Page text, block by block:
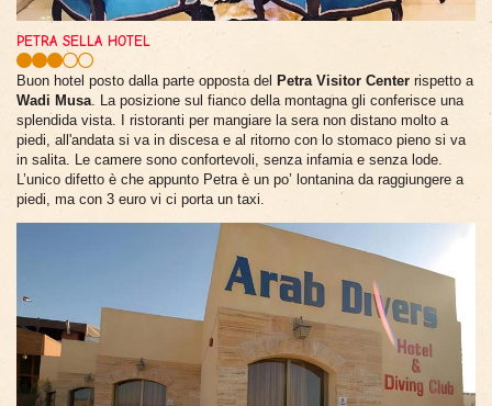
PETRA SELLA HOTEL
Buon hotel posto dalla parte opposta del Petra Visitor Center rispetto a
Wadi Musa . La posizione sul fianco della montagna gli conferisce una
splendida vista. I ristoranti per mangiare la sera non distano molto a
piedi, all'andata si va in discesa e al ritorno con lo stomaco pieno si va
in salita. Le camere sono confortevoli, senza infamia e senza lode.
L’unico difetto è che appunto Petra è un po’ lontanina da raggiungere a
piedi, ma con 3 euro vi ci porta un taxi.